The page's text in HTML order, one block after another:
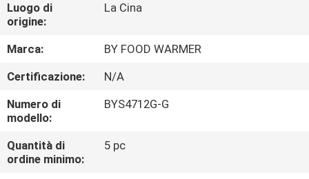
GIRO
DELLA
FABBRICA
CONTROLLO
DI
QUALITÀ
Luogo di
origine:
La Cina
Marca:
BY FOOD WARMER
Certificazione:
N/A
Numero di
modello:
BYS4712G-G
Quantità di
ordine minimo:
5 pc